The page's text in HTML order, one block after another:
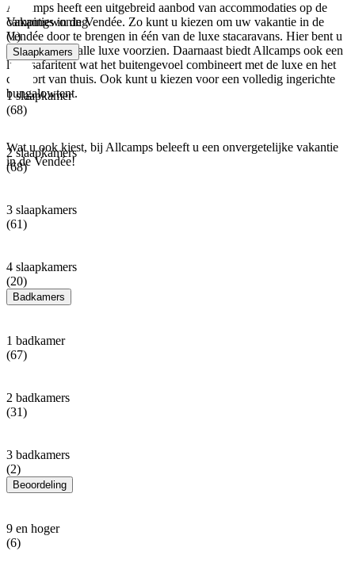
Allcamps heeft een uitgebreid aanbod van accommodaties op de
campings in de Vendée. Zo kunt u kiezen om uw vakantie in de
Vendée door te brengen in één van de luxe stacaravans. Hier bent u
werkelijk van alle luxe voorzien. Daarnaast biedt Allcamps ook een
luxe safaritent wat het buitengevoel combineert met de luxe en het
comfort van thuis. Ook kunt u kiezen voor een volledig ingerichte
bungalowtent.
Wat u ook kiest, bij Allcamps beleeft u een onvergetelijke vakantie
in de Vendée!
Vakantiewoning
(1)
Slaapkamers
1 slaapkamer
(68)
2 slaapkamers
(68)
3 slaapkamers
(61)
4 slaapkamers
(20)
Badkamers
1 badkamer
(67)
2 badkamers
(31)
3 badkamers
(2)
Beoordeling
9 en hoger
(6)